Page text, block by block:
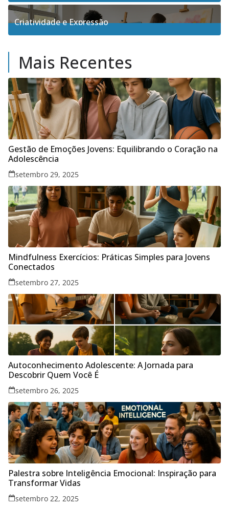
5Posts
Criatividade e Expressão
Mais Recentes
Gestão de Emoções Jovens: Equilibrando o Coração na
Adolescência
setembro 29, 2025
Mindfulness Exercícios: Práticas Simples para Jovens
Conectados
setembro 27, 2025
Autoconhecimento Adolescente: A Jornada para
Descobrir Quem Você É
setembro 26, 2025
Palestra sobre Inteligência Emocional: Inspiração para
Transformar Vidas
setembro 22, 2025